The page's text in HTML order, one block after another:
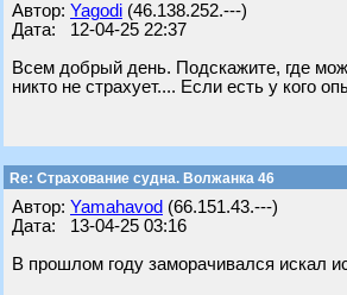
Автор: Yagodi (46.138.252.---)
Дата: 12-04-25 22:37
Всем добрый день. Подскажите, где
никто не страхует.... Если есть у кого
Re: Страхование судна. Волжанка 46
Автор: Yamahavod (66.151.43.---)
Дата: 13-04-25 03:16
В прошлом году заморачивался искал